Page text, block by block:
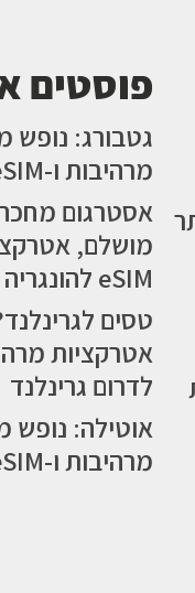
פוסטים
גטבורג: נופש
מרהיבות ו-eSIM לשוודיה
אסטרגום
מושלם,
eSIM להונגריה
טסים
לדרום גרינלנד
אוטילה: נופש
מרהיבות ו-eSIM להונדורס